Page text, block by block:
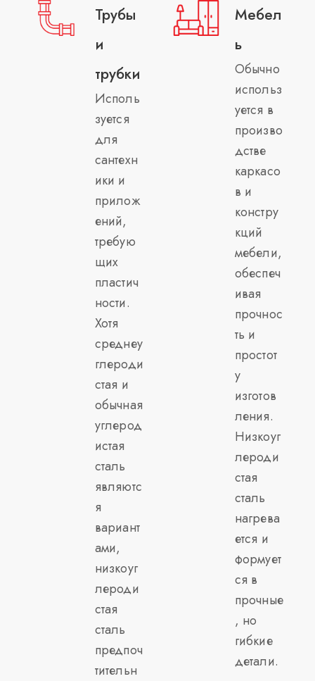
Трубы
и
трубки
Исполь
зуется
для
сантехн
ики и
прилож
ений,
требую
щих
пластич
ности.
Хотя
среднеу
глероди
стая и
обычная
углерод
истая
сталь
являютс
я
вариант
ами,
низкоуг
лероди
стая
сталь
предпоч
тительн
Мебел
ь
Обычно
использ
уется в
произво
дстве
каркасо
в и
констру
кций
мебели,
обеспеч
ивая
прочнос
ть и
простот
у
изготов
ления.
Низкоуг
лероди
стая
сталь
нагрева
ется и
формует
ся в
прочные
, но
гибкие
детали.